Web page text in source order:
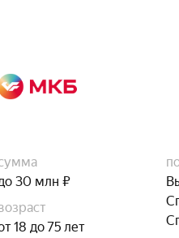
30 млн ₽
18 до 75 лет